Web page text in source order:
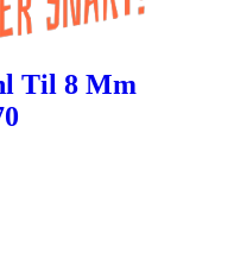
Til 8 Mm